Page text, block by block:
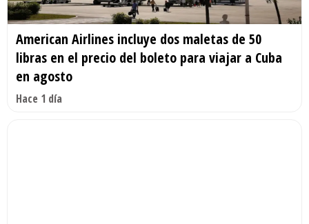
American Airlines incluye dos maletas de 50
libras en el precio del boleto para viajar a Cuba
en agosto
Hace 1 día